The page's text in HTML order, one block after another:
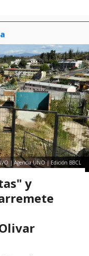
| Agencia UNO | Edición BBCL
y